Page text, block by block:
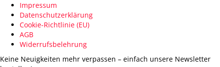
Impressum
Datenschutzerklärung
Cookie-Richtlinie (EU)
AGB
Widerrufsbelehrung
Keine Neuigkeiten mehr verpassen – einfach unsere Newsletter